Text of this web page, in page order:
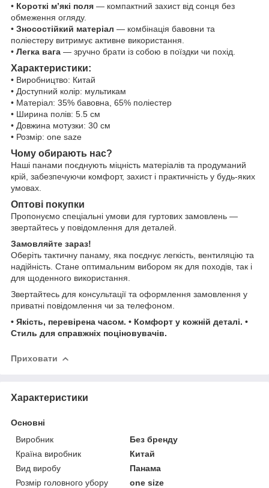
• Короткі м’які поля — компактний захист від сонця без
обмеження огляду.
• Зносостійкий матеріал — комбінація бавовни та
поліестеру витримує активне використання.
• Легка вага — зручно брати із собою в поїздки чи похід.
Характеристики:
• Виробництво: Китай
• Доступний колір: мультикам
• Матеріал: 35% бавовна, 65% поліестер
• Ширина полів: 5.5 см
• Довжина мотузки: 30 см
• Розмір: one saze
Чому обирають нас?
Наші панами поєднують міцність матеріалів та продуманий
крій, забезпечуючи комфорт, захист і практичність у будь-яких
умовах.
Оптові покупки
Пропонуємо спеціальні умови для гуртових замовлень —
звертайтесь у повідомлення для деталей.
Замовляйте зараз!
Оберіть тактичну панаму, яка поєднує легкість, вентиляцію та
надійність. Стане оптимальним вибором як для походів, так і
для щоденного використання.
Звертайтесь для консультації та оформлення замовлення у
приватні повідомлення чи за телефоном.
• Якість, перевірена часом. • Комфорт у кожній деталі. •
Стиль для справжніх поціновувачів.
Приховати
Характеристики
Основні
Виробник
Без бренду
Країна виробник
Китай
Вид виробу
Панама
Розмір головного убору
one size